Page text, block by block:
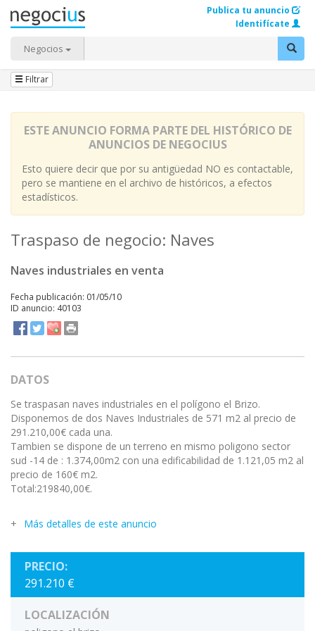
Negocios
Publica tu anuncio
Identifícate
Filtrar
ESTE ANUNCIO FORMA PARTE DEL HISTÓRICO DE
ANUNCIOS DE NEGOCIUS
Esto quiere decir que por su antigüedad NO es contactable,
pero se mantiene en el archivo de históricos, a efectos
estadísticos.
Traspaso de negocio: Naves
Naves industriales en venta
Fecha publicación: 01/05/10
ID anuncio: 40103
DATOS
Se traspasan naves industriales en el polígono el Brizo.
Disponemos de dos Naves Industriales de 571 m2 al precio de
291.210,00€ cada una.
Tambien se dispone de un terreno en mismo poligono sector
sud -14 de : 1.374,00m2 con una edificabilidad de 1.121,05 m2 al
precio de 160€ m2.
Total:219840,00€.
Más detalles de este anuncio
PRECIO:
291.210 €
LOCALIZACIÓN